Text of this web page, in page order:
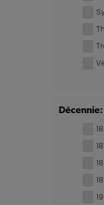
Décennie: